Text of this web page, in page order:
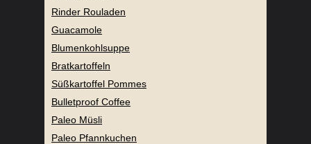
Rinder Rouladen
Guacamole
Blumenkohlsuppe
Bratkartoffeln
Süßkartoffel Pommes
Bulletproof Coffee
Paleo Müsli
Paleo Pfannkuchen